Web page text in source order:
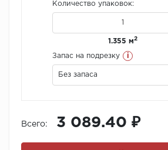
Количество упаковок:
1.355 м2
Запас на подрезку i
Без запаса
Всего: 3 089.40 ₽